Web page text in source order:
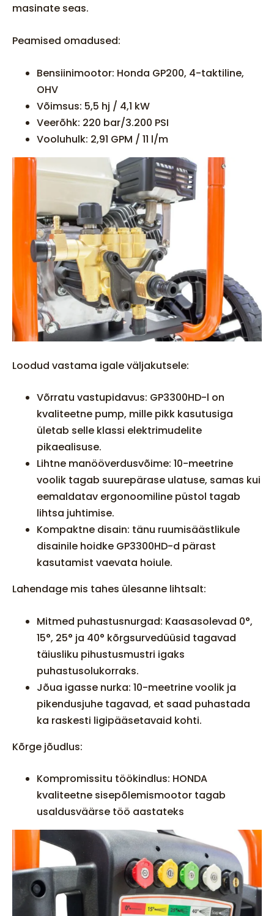
masinate seas.
Peamised omadused:
Bensiinimootor: Honda GP200, 4-taktiline,
OHV
Võimsus: 5,5 hj / 4,1 kW
Veerõhk: 220 bar/3.200 PSI
Vooluhulk: 2,91 GPM / 11 l/m
Loodud vastama igale väljakutsele:
Võrratu vastupidavus: GP3300HD-l on
kvaliteetne pump, mille pikk kasutusiga
ületab selle klassi elektrimudelite
pikaealisuse.
Lihtne manööverdusvõime: 10-meetrine
voolik tagab suurepärase ulatuse, samas kui
eemaldatav ergonoomiline püstol tagab
lihtsa juhtimise.
Kompaktne disain: tänu ruumisäästlikule
disainile hoidke GP3300HD-d pärast
kasutamist vaevata hoiule.
Lahendage mis tahes ülesanne lihtsalt:
Mitmed puhastusnurgad: Kaasasolevad 0°,
15°, 25° ja 40° kõrgsurvedüüsid tagavad
täiusliku pihustusmustri igaks
puhastusolukorraks.
Jõua igasse nurka: 10-meetrine voolik ja
pikendusjuhe tagavad, et saad puhastada
ka raskesti ligipääsetavaid kohti.
Kõrge jõudlus:
Kompromissitu töökindlus: HONDA
kvaliteetne sisepõlemismootor tagab
usaldusväärse töö aastateks